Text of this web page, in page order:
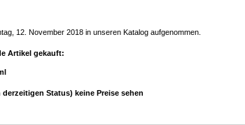
12. November 2018 in unseren Katalog aufgenommen.
Artikel gekauft:
Status) keine Preise sehen